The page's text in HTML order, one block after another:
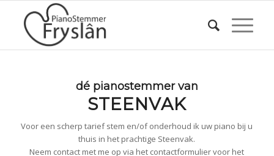
dé pianostemmer van
STEENVAK
Voor een scherp tarief stem en/of onderhoud ik uw piano bij u
thuis in het prachtige Steenvak.
Neem contact met me op via het contactformulier voor het